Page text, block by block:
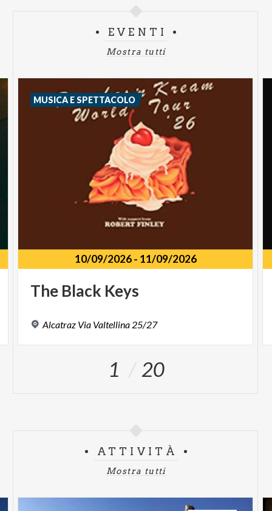
EVENTI
Mostra tutti
10/09/2026- 11/09/2026
The Black Keys
Alcatraz Via Valtellina 25/27
MUSICA E SPETTACOLO
1 20
ATTIVITÀ
Mostra tutti